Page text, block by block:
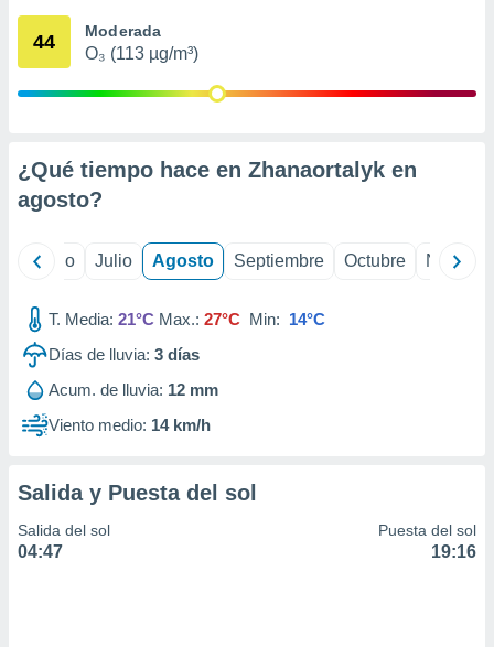
e
publicidad
1199
44 Moderada
O₃ (113 µg/m³)
¿Qué tiempo hace en Zhanaortalyk en
agosto?
Junio Julio Agosto Septiembre Octubre
T. Media: 21°C Max.: 27°C Min: 14°C
Días de lluvia: 3 días
Acum. de lluvia: 12 mm
Viento medio: 14 km/h
Salida y Puesta del sol
Salida del sol
04:47
Puesta del sol
19:16